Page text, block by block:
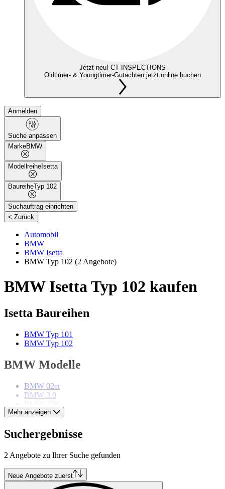
Jetzt neu! CT INSPECTIONS
Oldtimer- & Youngtimer-Gutachten jetzt online buchen
Anmelden
Suche anpassen
MarkeBMW
Modellreihe Isetta
BaureiheTyp 102
Suchauftrag einrichten
< Zurück |
Automobil
BMW
BMW Isetta
BMW Typ 102 (2 Angebote)
BMW Isetta Typ 102 kaufen
Isetta Baureihen
BMW Typ 101
BMW Typ 102
BMW Modelle
BMW 02er
BMW 3.0
BMW 3er
BMW 5er
BMW 6er
BMW Z1
BMW Z3
BMW Z4
Mehr anzeigen
Suchergebnisse
2 Angebote zu Ihrer Suche gefunden
Neue Angebote zuerst